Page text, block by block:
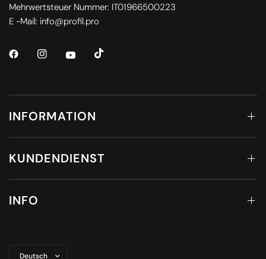
Mehrwertsteuer Nummer: IT01966500223
E -Mail: info@profil.pro
INFORMATION
KUNDENDIENST
INFO